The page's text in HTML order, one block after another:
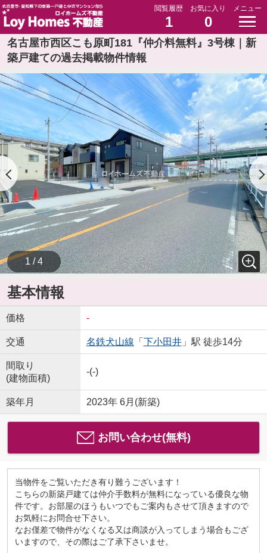
閲覧履歴
1
お気に入り
0
メニュー
名古屋市西区こも原町181『仲介料無料』3号棟｜新
築戸建ての過去掲載物件情報
1 / 4
基本情報
価格 -
交通 名鉄犬山線 「 下小田井」駅 徒歩14分
間取り
(建物面積)
-(-)
築年月 2023年 6月(新築)
お問い合わせ(無料)
当物件をご覧いただき有り難うございます！
こちらの新築戸建ては仲介手数料が無料になっている優良な物
件です。お部屋のほうもいつでもご案内もさせて頂きますので
お気軽にお問合せ下さい。
なお僅差で物件がなくなる又は商談が入ってしまう場合もござ
いますので、その際はご了承下さいませ。